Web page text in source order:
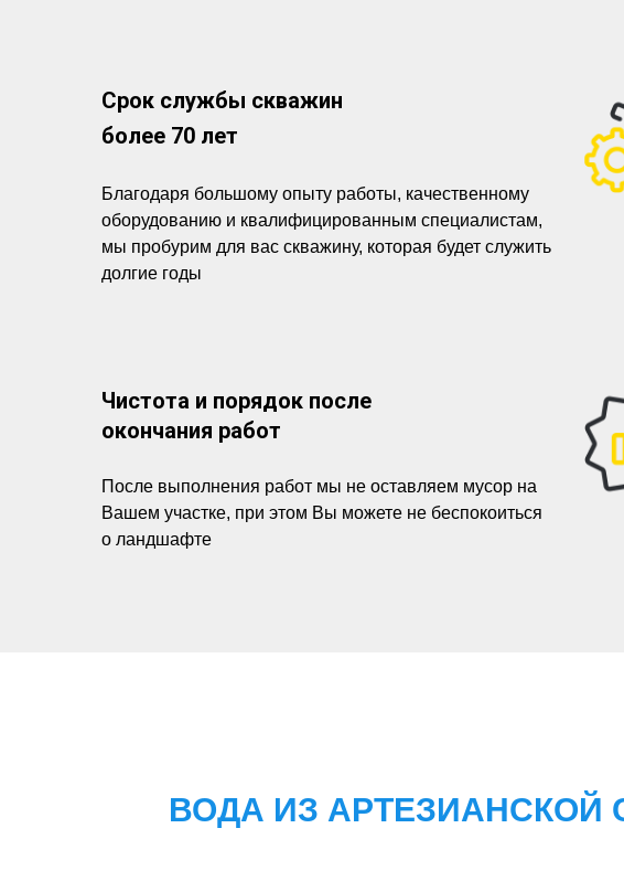
Срок службы скважин
более 70 лет
Благодаря большому опыту работы, качественному
оборудованию и квалифицированным специалистам,
мы пробурим для вас скважину, которая будет служить
долгие годы
Чистота и порядок после
окончания работ
После выполнения работ мы не оставляем мусор на
Вашем участке, при этом Вы можете не беспокоиться
о ландшафте
ВОДА ИЗ